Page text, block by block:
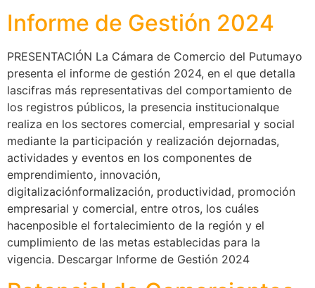
Informe de Gestión 2024
PRESENTACIÓN La Cámara de Comercio del Putumayo
presenta el informe de gestión 2024, en el que detalla
lascifras más representativas del comportamiento de
los registros públicos, la presencia institucionalque
realiza en los sectores comercial, empresarial y social
mediante la participación y realización dejornadas,
actividades y eventos en los componentes de
emprendimiento, innovación,
digitalizaciónformalización, productividad, promoción
empresarial y comercial, entre otros, los cuáles
hacenposible el fortalecimiento de la región y el
cumplimiento de las metas establecidas para la
vigencia. Descargar Informe de Gestión 2024